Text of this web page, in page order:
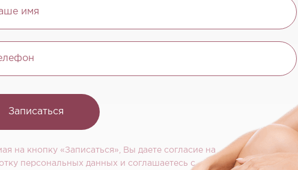
имя
Записаться
на кнопку «Записаться», Вы даете согласие на
персональных данных и соглашаетесь c